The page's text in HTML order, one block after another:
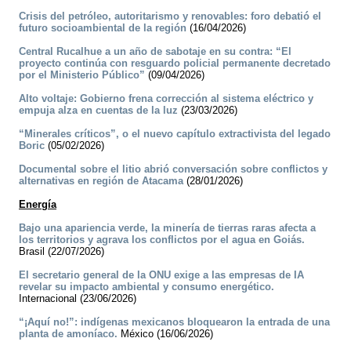
Crisis del petróleo, autoritarismo y renovables: foro debatió el
futuro socioambiental de la región (16/04/2026)
Central Rucalhue a un año de sabotaje en su contra: “El
proyecto continúa con resguardo policial permanente decretado
por el Ministerio Público” (09/04/2026)
Alto voltaje: Gobierno frena corrección al sistema eléctrico y
empuja alza en cuentas de la luz (23/03/2026)
“Minerales críticos”, o el nuevo capítulo extractivista del legado
Boric (05/02/2026)
Documental sobre el litio abrió conversación sobre conflictos y
alternativas en región de Atacama(28/01/2026)
Energía
Bajo una apariencia verde, la minería de tierras raras afecta a
los territorios y agrava los conflictos por el agua en Goiás.
Brasil (22/07/2026)
El secretario general de la ONU exige a las empresas de IA
revelar su impacto ambiental y consumo energético.
Internacional (23/06/2026)
“¡Aquí no!”: indígenas mexicanos bloquearon la entrada de una
planta de amoníaco. México (16/06/2026)